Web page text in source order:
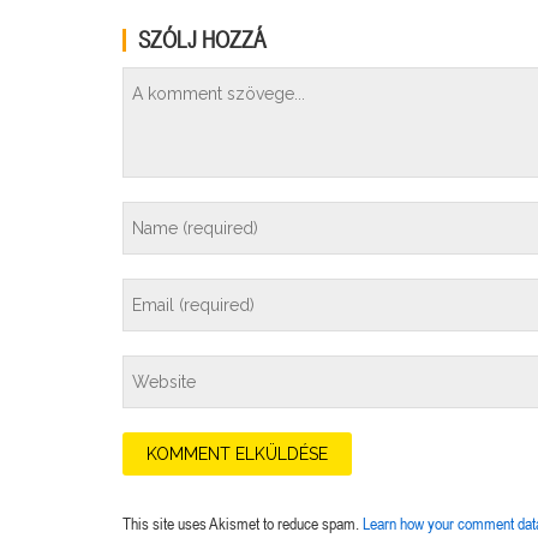
SZÓLJ HOZZÁ
This site uses Akismet to reduce spam. Learn how your comment